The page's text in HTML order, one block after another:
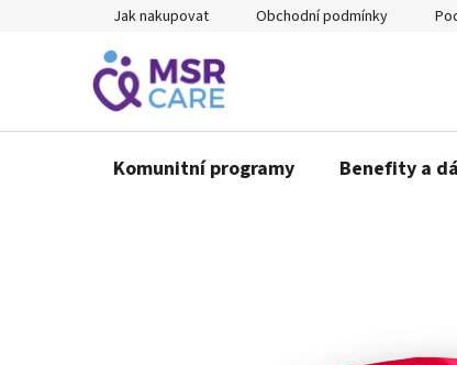
Jak nakupovat Obchodní podmínky
Komunitní programy Benefity a